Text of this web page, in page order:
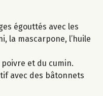
égouttés avec les
la mascarpone, l’huile
et du cumin.
avec des bâtonnets